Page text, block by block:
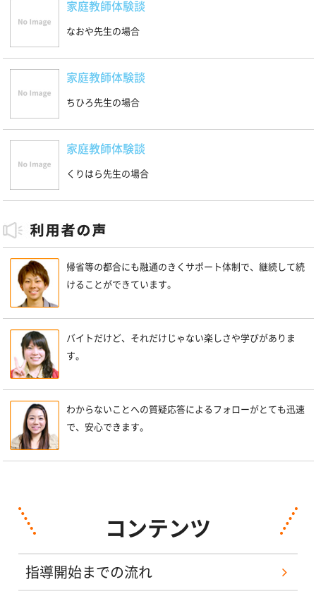
家庭教師体験談
なおや先生の場合
家庭教師体験談
ちひろ先生の場合
家庭教師体験談
くりはら先生の場合
帰省等の都合にも融通のきくサポート体制で、継続して続
けることができています。
バイトだけど、それだけじゃない楽しさや学びがありま
す。
わからないことへの質疑応答によるフォローがとても迅速
で、安心できます。
コンテンツ
指導開始までの流れ